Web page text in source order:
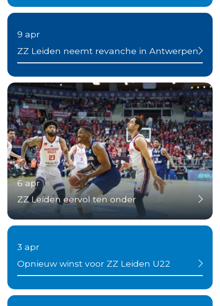
9 apr
ZZ Leiden neemt revanche in Antwerpen
6 apr
ZZ Leiden eervol ten onder
3 apr
Opnieuw winst voor ZZ Leiden U22